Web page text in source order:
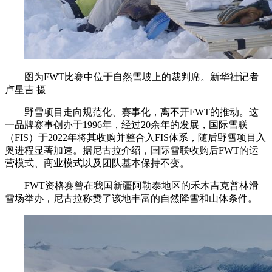
图为FWT比赛中位于自然雪坡上的裁判席。新华社记者
卢星吉 摄
野雪项目走向规范化、赛事化，离不开FWT的推动。这
一品牌赛事创办于1996年，经过20余年的发展，国际雪联
（FIS）于2022年将其收购并整合入FIS体系，随后野雪项目入
奥进程显著加速。据尼古拉介绍，国际雪联收购后FWT的运
营模式、商业模式以及团队基本保持不变。
FWT资格赛曾在我国新疆阿勒泰地区的禾木吉克普林滑
雪场举办，尼古拉称赞了该地丰富的自然降雪和山体条件。